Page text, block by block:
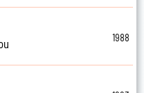
1988